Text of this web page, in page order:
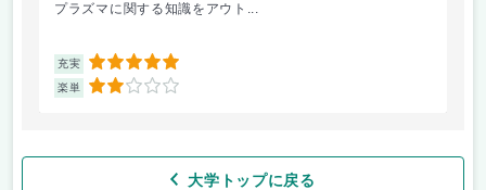
プラズマに関する知識をアウト...
充実 5
楽単 2
大学トップに戻る